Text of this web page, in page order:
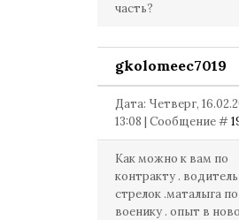
часть?
gkolomeec7019
Дата: Четверг,
13:08 | Сообщение #
Как можно к вам по
контракту .
стрелок .маталыга по
военику . опыт в